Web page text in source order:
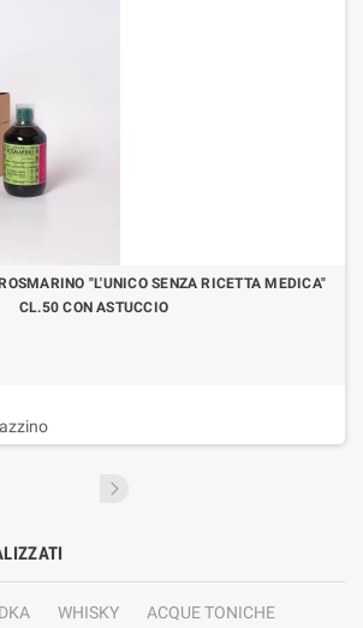
"L'UNICO SENZA RICETTA MEDICA"
CL.50 CON ASTUCCIO
WHISKY ACQUE TONICHE